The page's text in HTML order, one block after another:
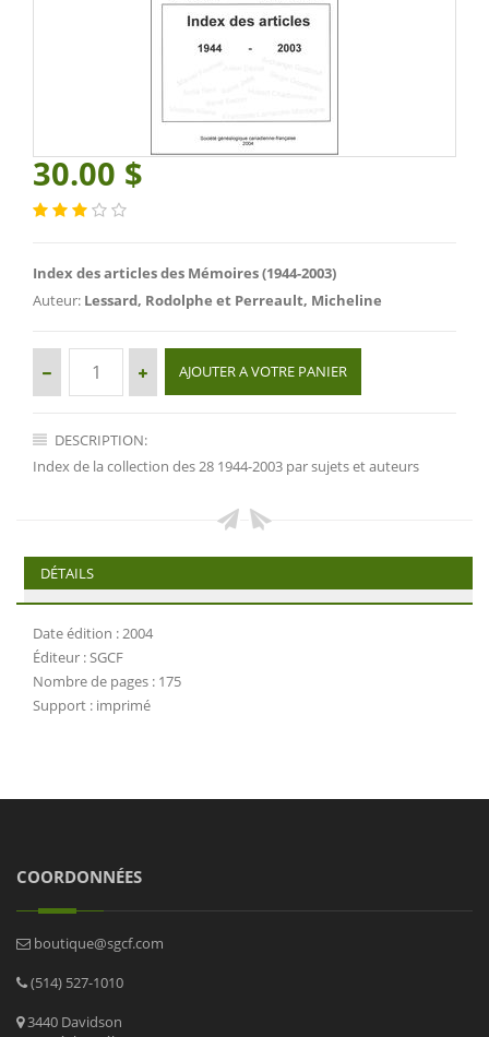
30.00 $
Index des articles des Mémoires (1944-2003)
Auteur: Lessard, Rodolphe et Perreault, Micheline
DESCRIPTION:
Index de la collection des 28 1944-2003 par sujets et auteurs
DÉTAILS
Date édition : 2004
Éditeur : SGCF
Nombre de pages : 175
Support : imprimé
COORDONNÉES
boutique@sgcf.com
(514) 527-1010
3440 Davidson